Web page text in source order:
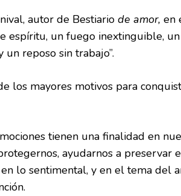
autor de Bestiario de amor, en
espíritu, un fuego inextinguible,
un reposo sin trabajo”.
los mayores motivos para
tienen una finalidad en
ayudarnos a preservar
lo sentimental, y en el tema del